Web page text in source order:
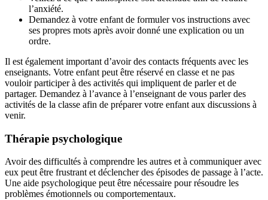
l’anxiété.
Demandez à votre enfant de formuler vos instructions avec
ses propres mots après avoir donné une explication ou un
ordre.
Il est également important d’avoir des contacts fréquents avec les
enseignants. Votre enfant peut être réservé en classe et ne pas
vouloir participer à des activités qui impliquent de parler et de
partager. Demandez à l’avance à l’enseignant de vous parler des
activités de la classe afin de préparer votre enfant aux discussions à
venir.
Thérapie psychologique
Avoir des difficultés à comprendre les autres et à communiquer avec
eux peut être frustrant et déclencher des épisodes de passage à l’acte.
Une aide psychologique peut être nécessaire pour résoudre les
problèmes émotionnels ou comportementaux.